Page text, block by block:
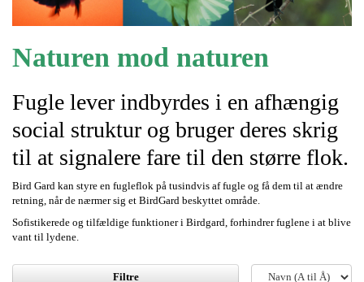
Naturen mod naturen
Fugle lever indbyrdes i en afhængig
social struktur og bruger deres skrig
til at signalere fare til den større flok.
Bird Gard kan styre en fugleflok på tusindvis af fugle og få dem til at ændre
retning, når de nærmer sig et BirdGard beskyttet område.
Sofistikerede og tilfældige funktioner i Birdgard, forhindrer fuglene i at blive
vant til lydene.
Filtre